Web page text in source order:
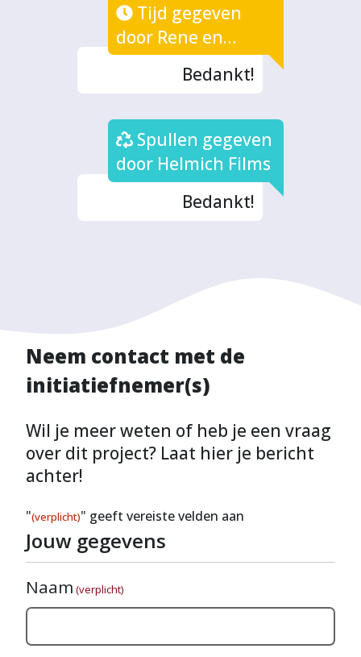
Tijd gegeven
door Rene en
Steven
Bedankt!
Spullen gegeven
door Helmich Films
Bedankt!
Neem contact met de
initiatiefnemer(s)
Wil je meer weten of heb je een vraag
over dit project? Laat hier je bericht
achter!
"(verplicht)" geeft vereiste velden aan
Jouw gegevens
Naam (verplicht)